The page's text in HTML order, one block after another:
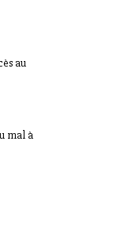
au
mal à